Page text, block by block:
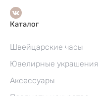
Каталог
Швейцарские часы
Ювелирные украшения
Аксессуары